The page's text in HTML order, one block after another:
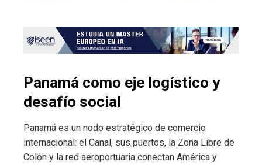
Panamá como eje logístico y
desafío social
Panamá es un nodo estratégico de comercio
internacional: el Canal, sus puertos, la Zona Libre de
Colón y la red aeroportuaria conectan América y